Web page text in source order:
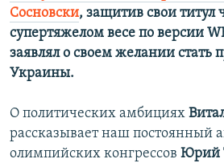
Сосновски, защитив свои
супертяжелом весе по версии
заявлял о своем желании стать
Украины.
О политических амбициях
рассказывает наш постоянный
олимпийских конгрессов Юрий